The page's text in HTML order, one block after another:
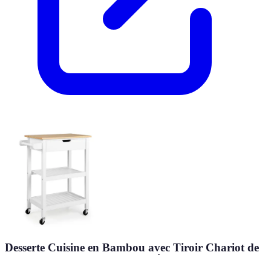
Desserte Cuisine en Bambou avec Tiroir Chariot de